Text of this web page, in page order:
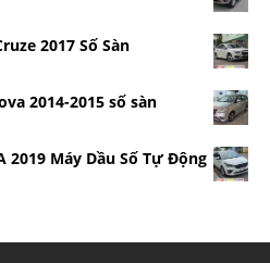
2017 Số Sàn
2014-2015 số sàn
2019 Máy Dầu Số Tự Động